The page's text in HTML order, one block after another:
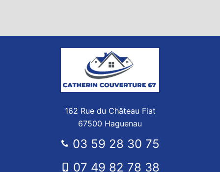
162 Rue du Château Fiat
67500 Haguenau
03 59 28 30 75
07 49 82 78 38